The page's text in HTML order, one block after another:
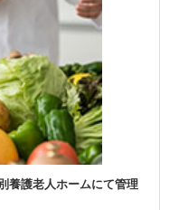
養護老人ホームにて管理